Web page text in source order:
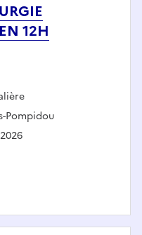
12H
Pompidou